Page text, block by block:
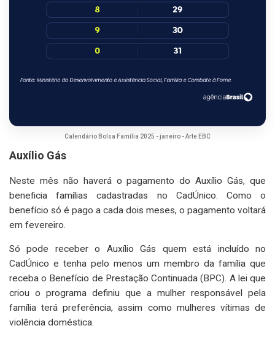
Calendário Bolsa Família 2025 - janeiro -Arte EBC
Auxílio Gás
Neste mês não haverá o pagamento do Auxílio Gás, que
beneficia famílias cadastradas no CadÚnico. Como o
benefício só é pago a cada dois meses, o pagamento voltará
em fevereiro.
Só pode receber o Auxílio Gás quem está incluído no
CadÚnico e tenha pelo menos um membro da família que
receba o Benefício de Prestação Continuada (BPC). A lei que
criou o programa definiu que a mulher responsável pela
família terá preferência, assim como mulheres vítimas de
violência doméstica.